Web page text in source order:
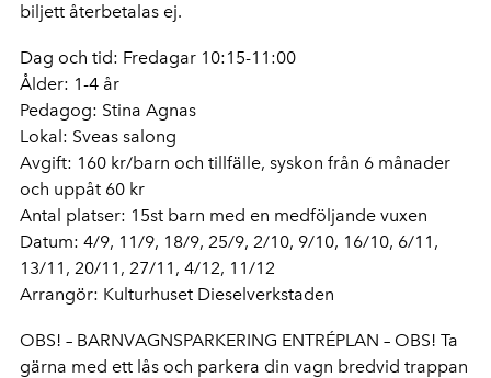
biljett återbetalas ej.
Dag och tid: Fredagar 10:15-11:00
Ålder: 1-4 år
Pedagog: Stina Agnas
Lokal: Sveas salong
Avgift: 160 kr/barn och tillfälle, syskon från 6 månader
och uppåt 60 kr
Antal platser: 15st barn med en medföljande vuxen
Datum: 4/9, 11/9, 18/9, 25/9, 2/10, 9/10, 16/10, 6/11,
13/11, 20/11, 27/11, 4/12, 11/12
Arrangör: Kulturhuset Dieselverkstaden
OBS! – BARNVAGNSPARKERING ENTRÉPLAN – OBS! Ta
gärna med ett lås och parkera din vagn bredvid trappan